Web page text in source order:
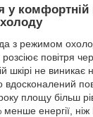
у комфортній
з режимом
розсіює повітря
шкірі не виникає
вдосконалений
площу більш
енергії,